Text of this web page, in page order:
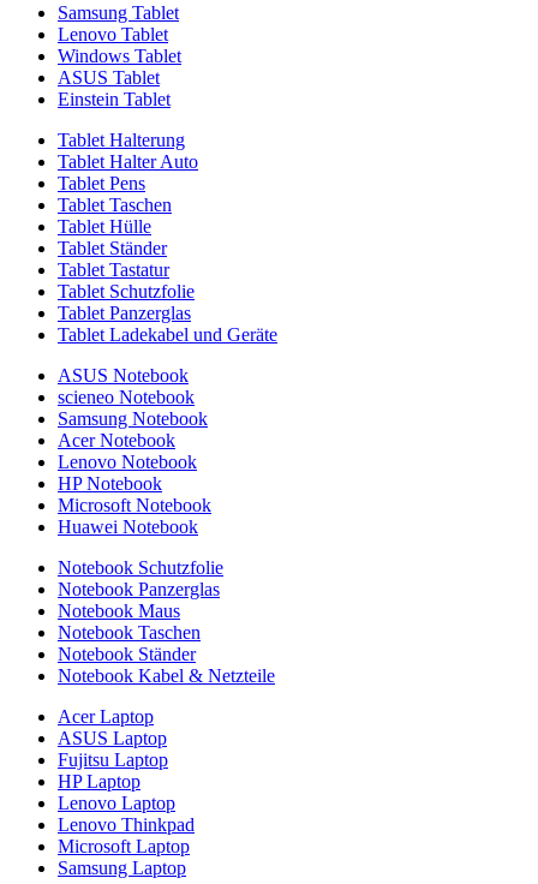
Samsung Tablet
Lenovo Tablet
Windows Tablet
ASUS Tablet
Einstein Tablet
Tablet Halterung
Tablet Halter Auto
Tablet Pens
Tablet Taschen
Tablet Hülle
Tablet Ständer
Tablet Tastatur
Tablet Schutzfolie
Tablet Panzerglas
Tablet Ladekabel und Geräte
ASUS Notebook
scieneo Notebook
Samsung Notebook
Acer Notebook
Lenovo Notebook
HP Notebook
Microsoft Notebook
Huawei Notebook
Notebook Schutzfolie
Notebook Panzerglas
Notebook Maus
Notebook Taschen
Notebook Ständer
Notebook Kabel & Netzteile
Acer Laptop
ASUS Laptop
Fujitsu Laptop
HP Laptop
Lenovo Laptop
Lenovo Thinkpad
Microsoft Laptop
Samsung Laptop